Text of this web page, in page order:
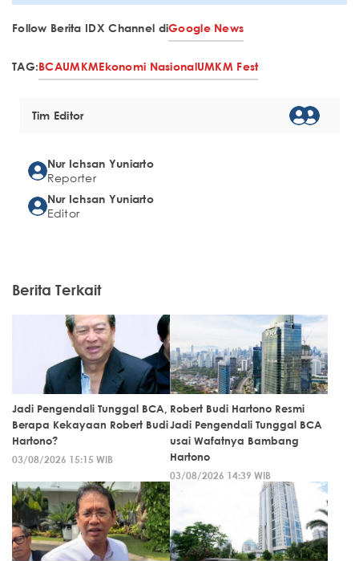
Follow Berita IDX Channel diGoogle News
TAG:BCAUMKMEkonomi NasionalUMKM Fest
Tim Editor
Nur Ichsan Yuniarto
Reporter
Nur Ichsan Yuniarto
Editor
Berita Terkait
Jadi Pengendali Tunggal BCA,
Berapa Kekayaan Robert Budi
Hartono?
03/08/2026 15:15 WIB
Robert Budi Hartono Resmi
Jadi Pengendali Tunggal BCA
usai Wafatnya Bambang
Hartono
03/08/2026 14:39 WIB